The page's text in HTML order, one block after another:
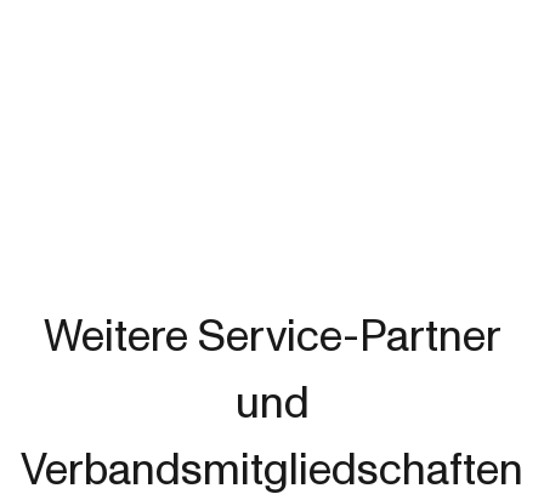
Weitere Service-Partner
und
Verbandsmitgliedschaften